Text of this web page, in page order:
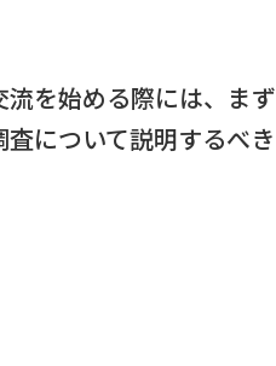
を始める際には、まず
について説明するべき